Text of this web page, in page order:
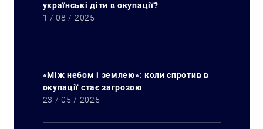
українські діти в окупації?
1 / 08 / 2025
«Між небом і землею»: коли спротив в
окупації стає загрозою
23 / 05 / 2025